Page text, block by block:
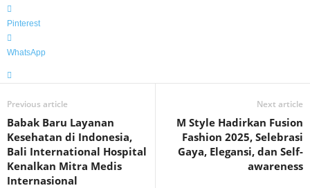
Pinterest
WhatsApp
Previous article
Babak Baru Layanan
Kesehatan di Indonesia,
Bali International Hospital
Kenalkan Mitra Medis
Internasional
Next article
M Style Hadirkan Fusion
Fashion 2025, Selebrasi
Gaya, Elegansi, dan Self-
awareness